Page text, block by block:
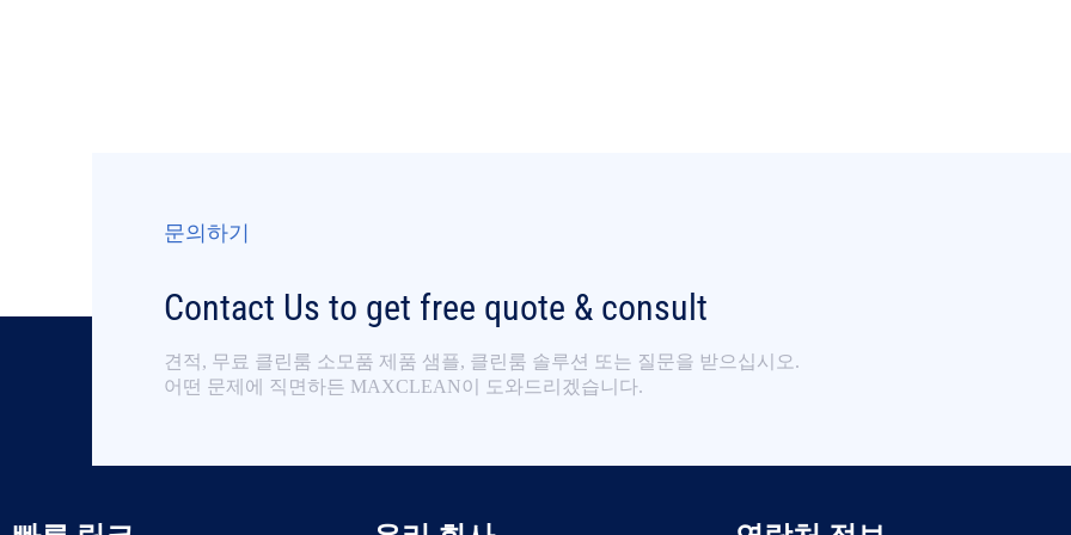
문의하기
Contact Us to get free quote & consult
견적, 무료 클린룸 소모품 제품 샘플, 클린룸 솔루션 또는 질문을 받으십시오.
어떤 문제에 직면하든 MAXCLEAN이 도와드리겠습니다.